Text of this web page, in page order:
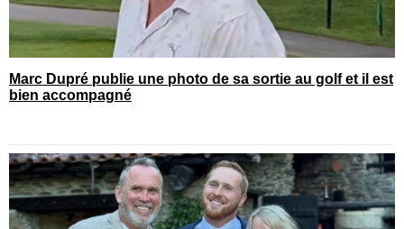
Marc Dupré publie une photo de sa sortie au golf et il est
bien accompagné